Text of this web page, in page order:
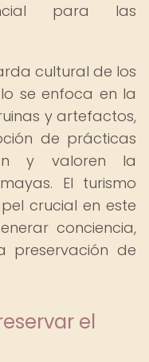
para las
cultural de los
se enfoca en la
y artefactos,
de prácticas
y valoren la
El turismo
crucial en este
conciencia,
preservación de
el